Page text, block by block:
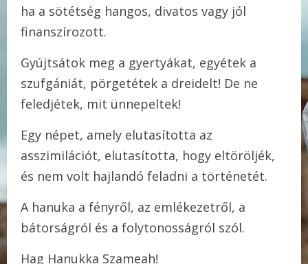
ha a sötétség hangos, divatos vagy jól
finanszírozott.
Gyújtsátok meg a gyertyákat, egyétek a
szufgániát, pörgetétek a dreidelt! De ne
feledjétek, mit ünnepeltek!
Egy népet, amely elutasította az
asszimilációt, elutasította, hogy eltöröljék,
és nem volt hajlandó feladni a történetét.
A hanuka a fényről, az emlékezetről, a
bátorságról és a folytonosságról szól.
Hag Hanukka Szameah!